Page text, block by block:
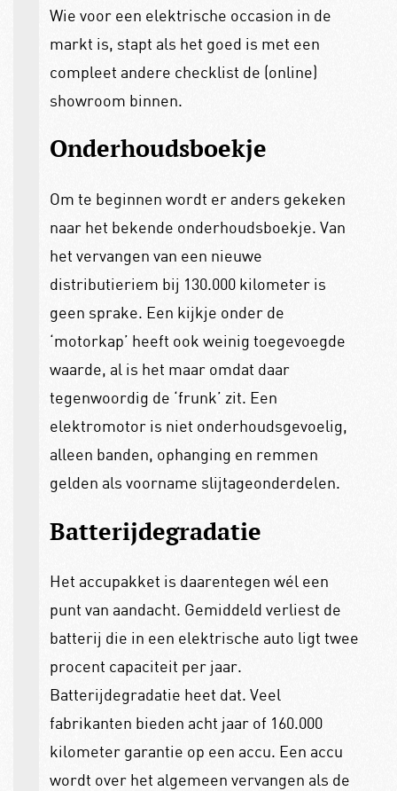
Wie voor een elektrische occasion in de
markt is, stapt als het goed is met een
compleet andere checklist de (online)
showroom binnen.
Onderhoudsboekje
Om te beginnen wordt er anders gekeken
naar het bekende onderhoudsboekje. Van
het vervangen van een nieuwe
distributieriem bij 130.000 kilometer is
geen sprake. Een kijkje onder de
‘motorkap’ heeft ook weinig toegevoegde
waarde, al is het maar omdat daar
tegenwoordig de ‘frunk’ zit. Een
elektromotor is niet onderhoudsgevoelig,
alleen banden, ophanging en remmen
gelden als voorname slijtageonderdelen.
Batterijdegradatie
Het accupakket is daarentegen wél een
punt van aandacht. Gemiddeld verliest de
batterij die in een elektrische auto ligt twee
procent capaciteit per jaar.
Batterijdegradatie heet dat. Veel
fabrikanten bieden acht jaar of 160.000
kilometer garantie op een accu. Een accu
wordt over het algemeen vervangen als de